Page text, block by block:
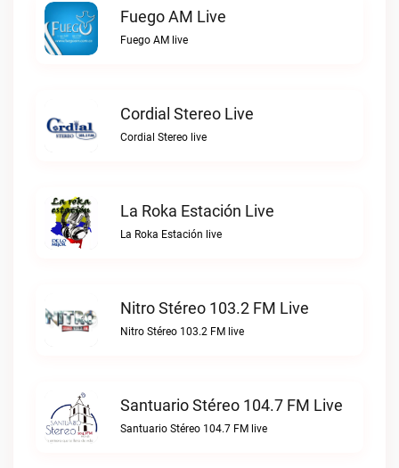
Fuego AM Live
Fuego AM live
Cordial Stereo Live
Cordial Stereo live
La Roka Estación Live
La Roka Estación live
Nitro Stéreo 103.2 FM Live
Nitro Stéreo 103.2 FM live
Santuario Stéreo 104.7 FM Live
Santuario Stéreo 104.7 FM live